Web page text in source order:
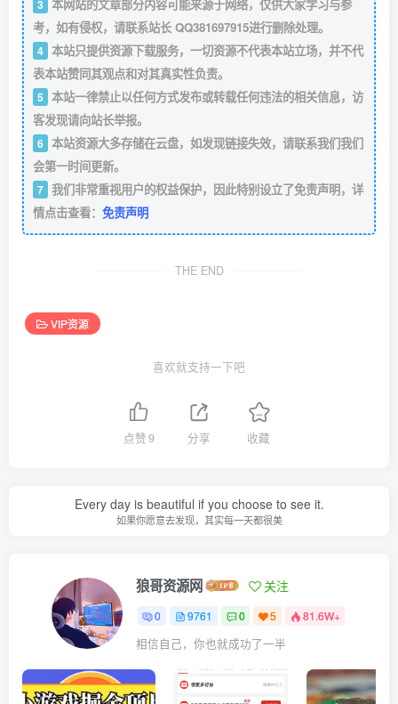
3 本网站的文章部分内容可能来源于网络，仅供大家学习与参
考，如有侵权，请联系站长 QQ381697915进行删除处理。
4 本站只提供资源下载服务，一切资源不代表本站立场，并不代
表本站赞同其观点和对其真实性负责。
5 本站一律禁止以任何方式发布或转载任何违法的相关信息，访
客发现请向站长举报。
6 本站资源大多存储在云盘，如发现链接失效，请联系我们我们
会第一时间更新。
7 我们非常重视用户的权益保护，因此特别设立了免责声明，详
情点击查看： 免责声明
THE END
VIP资源
喜欢就支持一下吧
点赞9 分享 收藏
Every day is beautiful if you choose to see it.
如果你愿意去发现，其实每一天都很美
狼哥资源网 关注
0 9761 0 5 81.6W+
相信自己，你也就成功了一半